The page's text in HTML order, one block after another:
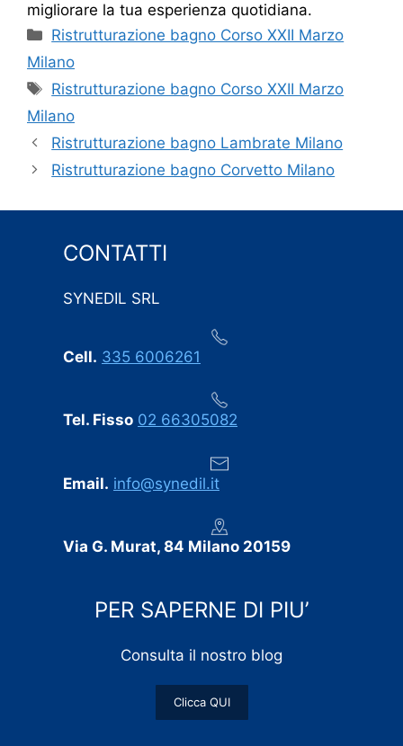
migliorare la tua esperienza quotidiana.
Categorie
Ristrutturazione bagno Corso XXII Marzo
Milano
Tag
Ristrutturazione bagno Corso XXII Marzo
Milano
Ristrutturazione bagno Lambrate Milano
Ristrutturazione bagno Corvetto Milano
CONTATTI
SYNEDIL SRL
Cell. 335 6006261
Tel. Fisso 02 66305082
Email. info@synedil.it
Via G. Murat, 84 Milano 20159
PER SAPERNE DI PIU’
Consulta il nostro blog
Clicca QUI